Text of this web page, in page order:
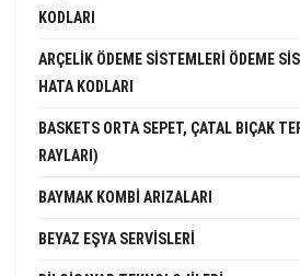
KODLARI
ARÇELIK ÖDEME SISTEMLERI ÖDEME
HATA KODLARI
BASKETS ORTA SEPET, ÇATAL BIÇAK
RAYLARI)
BAYMAK KOMBI ARIZALARI
BEYAZ EŞYA SERVISLERI